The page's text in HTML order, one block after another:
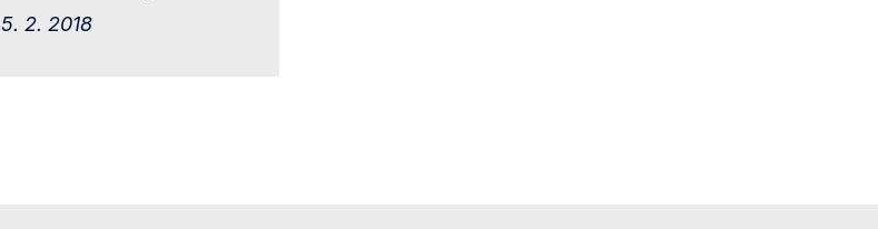
5. 2. 2018